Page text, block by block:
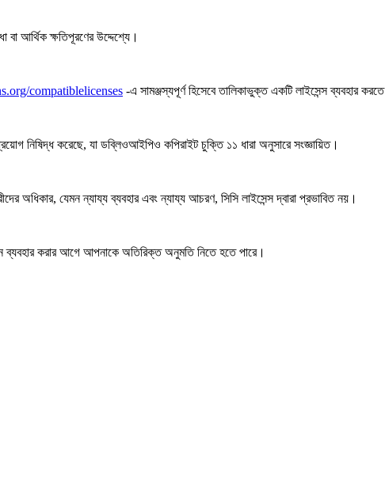
আর্থিক ক্ষতিপূরণের উদ্দেশ্যে।
compatiblelicenses -এ সামঞ্জস্যপূর্ণ হিসেবে তালিকাভুক্ত একটি লাইসেন্স ব্যবহার
নিষিদ্ধ করেছে, যা ডব্লিওআইপিও কপিরাইট চুক্তি ১১ ধারা অনুসারে সংজ্ঞায়িত।
অধিকার, যেমন ন্যায্য ব্যবহার এবং ন্যায্য আচরণ, সিসি লাইসেন্স দ্বারা প্রভাবিত নয়।
করার আগে আপনাকে অতিরিক্ত অনুমতি নিতে হতে পারে।